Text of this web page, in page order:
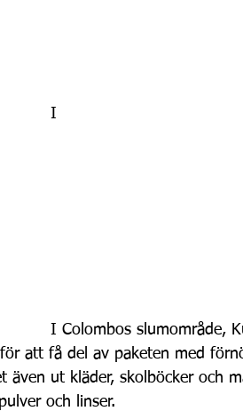
I
I Colombos slumområde,
att få del av paketen med
även ut kläder, skolböcker och
och linser.